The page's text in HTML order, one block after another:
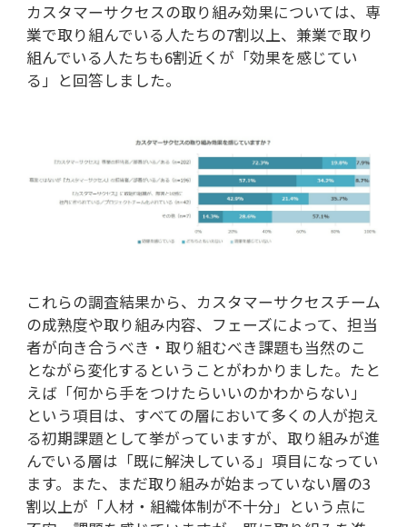
カスタマーサクセスの取り組み効果については、専
業で取り組んでいる人たちの7割以上、兼業で取り
組んでいる人たちも6割近くが「効果を感じてい
る」と回答しました。
これらの調査結果から、カスタマーサクセスチーム
の成熟度や取り組み内容、フェーズによって、担当
者が向き合うべき・取り組むべき課題も当然のこ
とながら変化するということがわかりました。たと
えば「何から手をつけたらいいのかわからない」
という項目は、すべての層において多くの人が抱え
る初期課題として挙がっていますが、取り組みが進
んでいる層は「既に解決している」項目になってい
ます。また、まだ取り組みが始まっていない層の3
割以上が「人材・組織体制が不十分」という点に